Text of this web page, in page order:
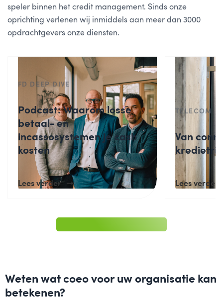
speler binnen het credit management. Sinds onze
oprichting verlenen wij inmiddels aan meer dan 3000
opdrachtgevers onze diensten.
FD DEEP DIVE
Podcast: Waarom losse
betaal- en
incassosystemen je cash
kosten
Lees verder
TELECOM
Van
Lees verder
Weten wat coeo voor uw organisatie kan
betekenen?